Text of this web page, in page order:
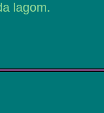
lagom.